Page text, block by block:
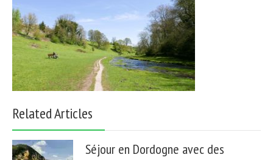
Related Articles
Séjour en Dordogne avec des